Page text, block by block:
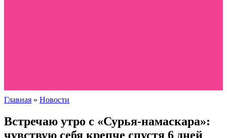
Главная » Новости
Встречаю утро с «Сурья-намаскара»:
чувствую себя крепче спустя 6 дней